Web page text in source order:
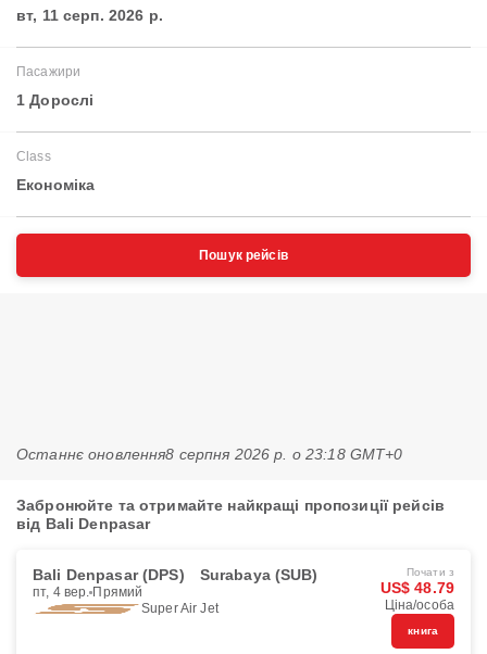
вт, 11 серп. 2026 р.
Пасажири
1 Дорослі
Class
Економіка
Пошук рейсів
Останнє оновлення8 серпня 2026 р. о 23:18 GMT+0
Забронюйте та отримайте найкращі пропозиції рейсів
від Bali Denpasar
Bali Denpasar (DPS) Surabaya (SUB)
пт, 4 вер. Прямий
Super Air Jet
Почати з
US$ 48.79
Ціна/особа
книга